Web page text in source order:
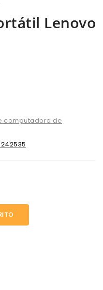
Lenovo